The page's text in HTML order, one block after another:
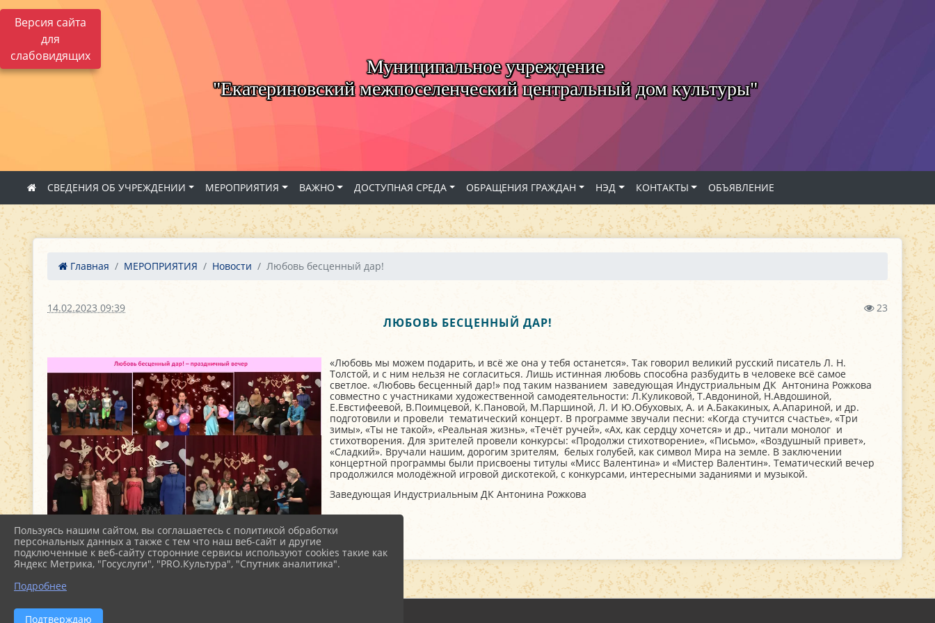
Версия сайта
для
слабовидящих
Муниципальное учреждение
"Екатериновский межпоселенческий центральный дом культуры"
СВЕДЕНИЯ ОБ УЧРЕЖДЕНИИ МЕРОПРИЯТИЯ ВАЖНО ДОСТУПНАЯ СРЕДА ОБРАЩЕНИЯ ГРАЖДАН НЭД КОНТАКТЫ ОБЪЯВЛЕНИЕ
Главная МЕРОПРИЯТИЯ Новости Любовь бесценный дар!
14.02.2023 09:39 23
ЛЮБОВЬ БЕСЦЕННЫЙ ДАР!
«Любовь мы можем подарить, и всё же она у тебя останется». Так говорил великий русский писатель Л. Н.
Толстой, и с ним нельзя не согласиться. Лишь истинная любовь способна разбудить в человеке всё самое
светлое. «Любовь бесценный дар!» под таким названием заведующая Индустриальным ДК Антонина Рожкова
совместно с участниками художественной самодеятельности: Л.Куликовой, Т.Авдониной, Н.Авдошиной,
Е.Евстифеевой, В.Поимцевой, К.Пановой, М.Паршиной, Л. И Ю.Обуховых, А. и А.Бакакиных, А.Апариной, и др.
подготовили и провели тематический концерт. В программе звучали песни: «Когда стучится счастье», «Три
зимы», «Ты не такой», «Реальная жизнь», «Течёт ручей», «Ах, как сердцу хочется» и др., читали монолог и
стихотворения. Для зрителей провели конкурсы: «Продолжи стихотворение», «Письмо», «Воздушный привет»,
«Сладкий». Вручали нашим, дорогим зрителям, белых голубей, как символ Мира на земле. В заключении
концертной программы были присвоены титулы «Мисс Валентина» и «Мистер Валентин». Тематический вечер
продолжился молодёжной игровой дискотекой, с конкурсами, интересными заданиями и музыкой.
Заведующая Индустриальным ДК Антонина Рожкова
Пользуясь нашим сайтом, вы соглашаетесь с политикой обработки
персональных данных а также с тем что наш веб-сайт и другие
подключенные к веб-сайту сторонние сервисы используют cookies такие как
Яндекс Метрика, "Госуслуги", "PRO.Культура", "Спутник аналитика".
Подробнее
Подтверждаю